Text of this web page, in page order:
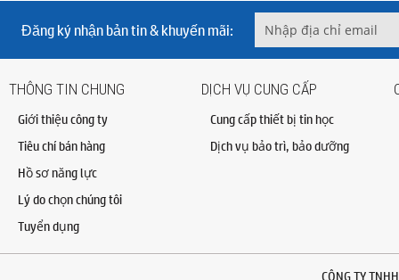
Đăng ký nhận bản tin & khuyến mãi:
THÔNG TIN CHUNG
Giới thiệu công ty
Tiêu chí bán hàng
Hồ sơ năng lực
Lý do chọn chúng tôi
Tuyển dụng
DỊCH VỤ CUNG CẤP
Cung cấp thiết bị tin học
Dịch vụ bảo trì, bảo dưỡng
CÔNG TY